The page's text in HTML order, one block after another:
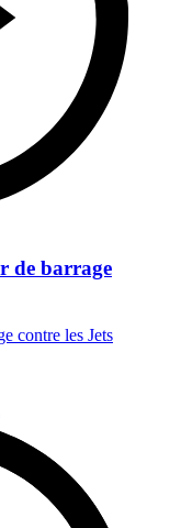
de barrage
contre les Jets